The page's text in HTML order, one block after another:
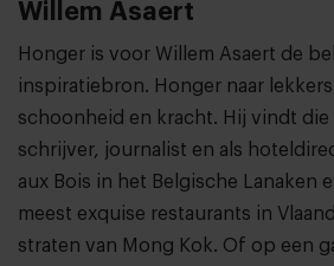
Willem Asaert
Honger is voor Willem Asaert de
inspiratiebron. Honger naar
schoonheid en kracht. Hij vindt die
schrijver, journalist en als
aux Bois in het Belgische Lanaken
meest exquise restaurants in
straten van Mong Kok. Of op een